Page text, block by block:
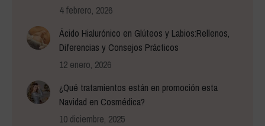
4 febrero, 2026
Ácido Hialurónico en Glúteos y Labios:Rellenos,
Diferencias y Consejos Prácticos
12 enero, 2026
¿Qué tratamientos están en promoción esta
Navidad en Cosmédica?
10 diciembre, 2025